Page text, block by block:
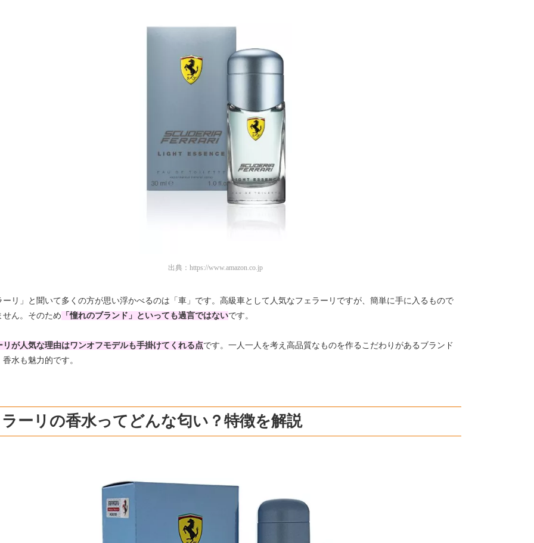
出典： https://www.amazon.co.jp
ーリ」と聞いて多くの方が思い浮かべるのは「車」です。高級車として人気なフェラーリですが、簡単に手に入るもので
せん。そのため 「憧れのブランド」といっても過言ではないです。
リが人気な理由はワンオフモデルも手掛けてくれる点です。一人一人を考え高品質なものを作るこだわりがあるブランド
水も魅力的です。
ーリの香水ってどんな匂い？特徴を解説